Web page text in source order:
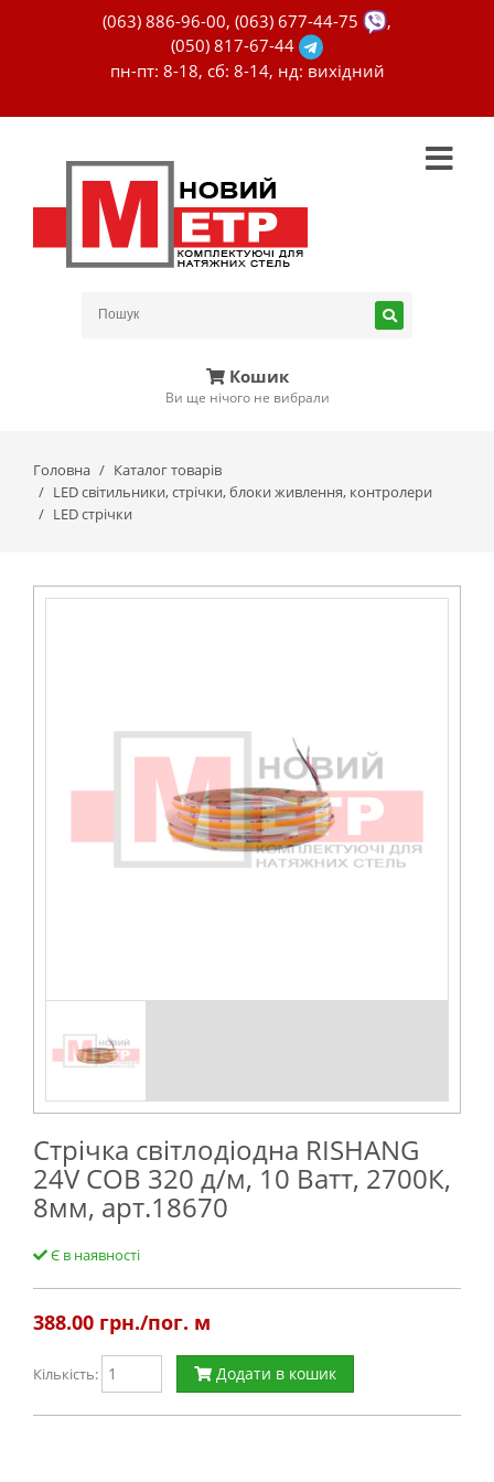
(063) 886-96-00, (063) 677-44-75
,
(050) 817-67-44
пн-пт: 8-18, сб: 8-14, нд: вихідний
Кошик
Ви ще нічого не вибрали
Головна
Каталог товарів
LED світильники, стрічки, блоки живлення, контролери
LED стрічки
Стрічка світлодіодна RISHANG
24V COB 320 д/м, 10 Ватт, 2700К,
8мм, арт.18670
Є в наявності
388.00 грн./пог. м
Кількість: Додати в кошик